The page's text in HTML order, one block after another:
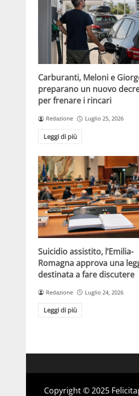
Carburanti, Meloni e
preparano un nuovo
per frenare i rincari
Redazione Luglio 25, 2026
Leggi di più
Suicidio assistito, l’Emilia-
Romagna approva una
destinata a fare discutere
Redazione Luglio 24, 2026
Leggi di più
Copyright © 2025